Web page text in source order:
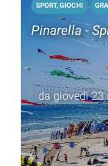
SPORT, GIOCHI
Pinarella -
da giovedì 23